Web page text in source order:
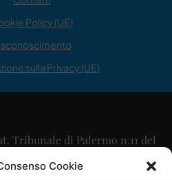
Cookie
Policy (UE)
sulla Privacy (UE)
Tribunale di Palermo n.11 del
09/2015